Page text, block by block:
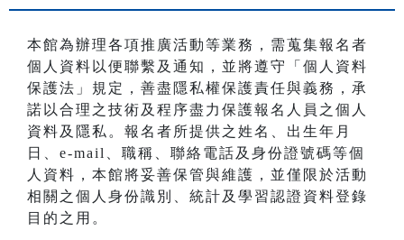
本館為辦理各項推廣活動等業務，需蒐集報名者
個人資料以便聯繫及通知，並將遵守「個人資料
保護法」規定，善盡隱私權保護責任與義務，承
諾以合理之技術及程序盡力保護報名人員之個人
資料及隱私。報名者所提供之姓名、出生年月
日、e-mail、職稱、聯絡電話及身份證號碼等個
人資料，本館將妥善保管與維護，並僅限於活動
相關之個人身份識別、統計及學習認證資料登錄
目的之用。